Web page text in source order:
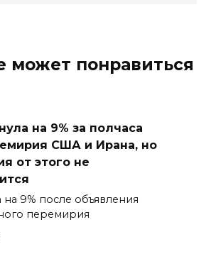
может понравиться
на 9% за полчаса
США и Ирана, но
от этого не
на 9% после объявления
перемирия